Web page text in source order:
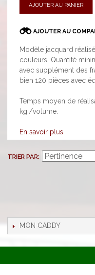
AJOUTER AU PANIER
AJOUTER AU
Modèle jacquard
couleurs. Quantité
avec supplément des
bien 120 pièces avec
Temps moyen de
kg./volume.
En savoir plus
TRIER PAR
MON CADDY